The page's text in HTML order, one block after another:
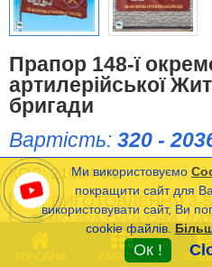
Прапори США (штатів)
Інші прапори
Порівняти
(0)
Часті Питання (FAQ)
Оплата та Доставка
ГОЛОВНА КАТАЛОГ
Прапор 148-ї
артилерійської
бригади
Вартість: 320 -
КОД:21034-01
ВИГОТОВЛЕННЯ 3-5
РОЗРАХУНКОВА
13.08.2026
Ми використовуємо
покращити сайт для
використовувати сайт, Ви
cookie файлів.
Ок !